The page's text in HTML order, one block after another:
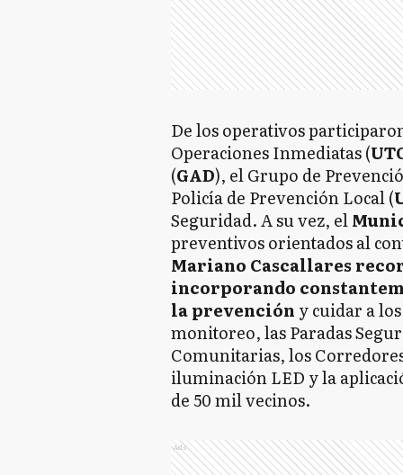
De los operativos
Operaciones Inmediatas (
(GAD), el Grupo de
Policía de Prevención Local (
Seguridad. A su vez, el
preventivos orientados al
Mariano Cascallares
incorporando
la prevención y cuidar a
monitoreo, las Paradas
Comunitarias, los
iluminación LED y la
de 50 mil vecinos.
Ads